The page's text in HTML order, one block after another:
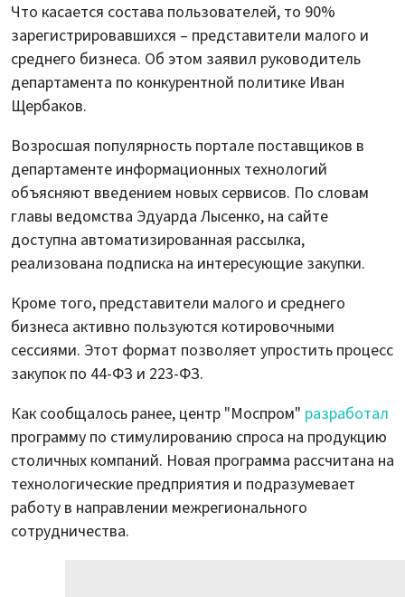
Что касается состава пользователей, то 90%
зарегистрировавшихся – представители малого и
среднего бизнеса. Об этом заявил руководитель
департамента по конкурентной политике Иван
Щербаков.
Возросшая популярность портале поставщиков в
департаменте информационных технологий
объясняют введением новых сервисов. По словам
главы ведомства Эдуарда Лысенко, на сайте
доступна автоматизированная рассылка,
реализована подписка на интересующие закупки.
Кроме того, представители малого и среднего
бизнеса активно пользуются котировочными
сессиями. Этот формат позволяет упростить процесс
закупок по 44-ФЗ и 223-ФЗ.
Как сообщалось ранее, центр "Моспром" разработал
программу по стимулированию спроса на продукцию
столичных компаний. Новая программа рассчитана на
технологические предприятия и подразумевает
работу в направлении межрегионального
сотрудничества.